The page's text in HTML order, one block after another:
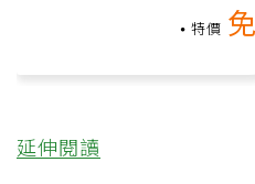
特價
延伸閱讀